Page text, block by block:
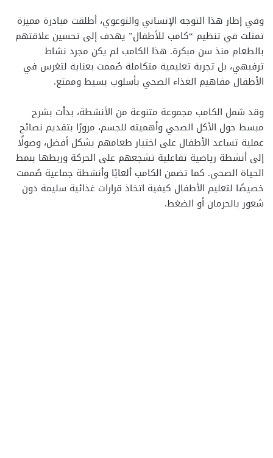
وفي إطار هذا التوجه الإنساني والتوعوي، أطلقت مبادرة مميزة
تمثلت في تنظيم “كامب للأطفال” يهدف إلى تحسين علاقتهم
بالطعام منذ سن مبكرة. هذا الكامب لم يكن مجرد نشاط
ترفيهي، بل تجربة تعليمية متكاملة صُممت بعناية لتغرس في
الأطفال مفاهيم الغذاء الصحي بأسلوب بسيط وممتع.
وقد شمل الكامب مجموعة متنوعة من الأنشطة، بدأت بشرح
مبسط حول الأكل الصحي وأهميته للجسم، مرورًا بتقديم نصائح
عملية تساعد الأطفال على اختيار طعامهم بشكل أفضل، وصولًا
إلى أنشطة رياضية تفاعلية تشجعهم على الحركة وربطها بنمط
الحياة الصحي. كما تضمن الكامب ألعابًا وأنشطة جماعية صُممت
خصيصًا لتعليم الأطفال كيفية اتخاذ قرارات غذائية سليمة دون
شعور بالحرمان أو الضغط.